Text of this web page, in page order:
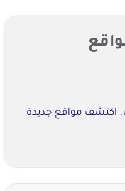
اكتشف مواقع جديدة